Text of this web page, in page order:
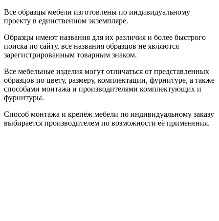
Все образцы мебели изготовлены по индивидуальному
проекту в единственном экземпляре.
Образцы имеют названия для их различия и более быстрого
поиска по сайту, все названия образцов не являются
зарегистрированным товарным знаком.
Все мебельные изделия могут отличаться от представленных
образцов по цвету, размеру, комплектации, фурнитуре, а также
способами монтажа и производителями комплектующих и
фурнитуры.
Способ монтажа и крепёж мебели по индивидуальному заказу
выбирается производителем по возможности её применения.